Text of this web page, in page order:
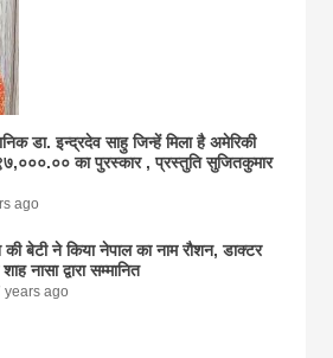
डा. इन्द्रदेव साहु जिन्हें मिला है अमेरिकी
का पुरस्कार , प्रस्तुति सुजितकुमार
ago
बेटी ने किया नेपाल का नाम राैशन, डाक्टर
नासा द्वारा सम्मानित
years ago